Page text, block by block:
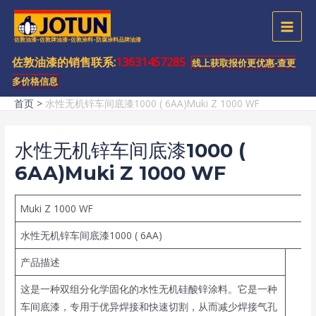
佐敦油漆-佐敦牌油漆-佐敦涂料-防腐涂料品牌油漆
佐敦油漆的销售联系:13631457285 线上获取报价更优惠-查更
多价格信息
首页 水性无机锌车间底漆1000 ( 6AA)Muki Z 1000 WF
水性无机锌车间底漆1000 (
6AA)Muki Z 1000 WF
Muki Z 1000 WF
水性无机锌车间底漆1000 ( 6AA)
产品描述
这是一种双组分化学固化的水性无机硅酸锌涂料。它是一种
车间底漆，专用于优异焊接和快速切割，从而减少焊接气孔